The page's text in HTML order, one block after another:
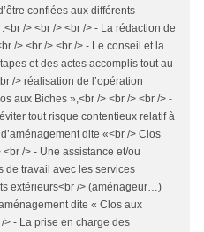
confiées aux différents
/> <br /> <br /> - La rédaction de
/> <br /> <br /> - Le conseil et la
et des actes accomplis tout au
/> réalisation de l’opération
aux Biches »,<br /> <br /> <br /> -
tout risque contentieux relatif à
dite «<br /> Clos
/> - Une assistance et/ou
de travail avec les services
extérieurs<br /> (aménageur…)
dite « Clos aux
> - La prise en charge des